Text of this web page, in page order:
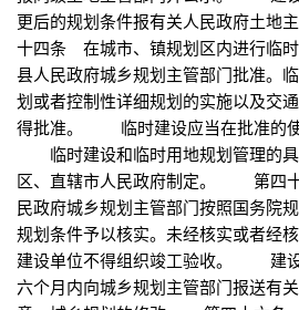
更后的规划条件报有关人民政府土
十四条 在城市、镇规划区内进行临时
县人民政府城乡规划主管部门批准。
划或者控制性详细规划的实施以及交
得批准。 临时建设应当在批准的使
临时建设和临时用地规划管理的具
区、直辖市人民政府制定。 第四
民政府城乡规划主管部门按照国务院
规划条件予以核实。未经核实或者经
建设单位不得组织竣工验收。 建设
六个月内向城乡规划主管部门报送有